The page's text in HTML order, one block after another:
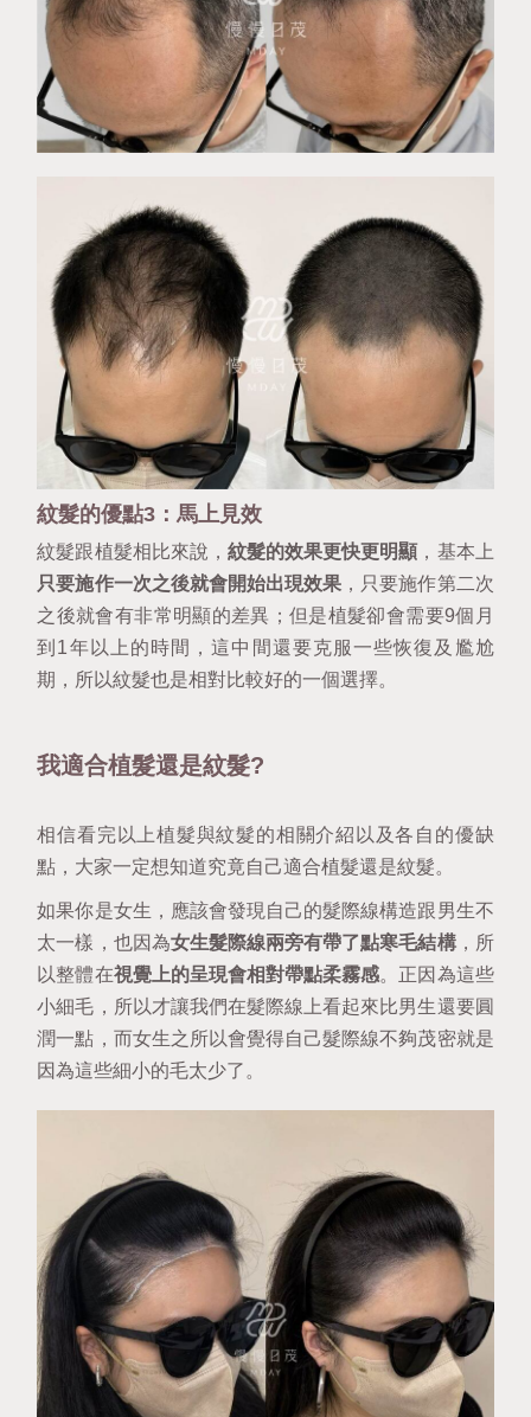
紋髮的優點3：馬上見效
紋髮跟植髮相比來說， 紋髮的效果更快更明顯，基本上
只要施作一次之後就會開始出現效果 ，只要施作第二次
之後就會有非常明顯的差異；但是植髮卻會需要9個月
到1年以上的時間，這中間還要克服一些恢復及尷尬
期，所以紋髮也是相對比較好的一個選擇。
我適合植髮還是紋髮?
相信看完以上植髮與紋髮的相關介紹以及各自的優缺
點，大家一定想知道究竟自己適合植髮還是紋髮。
如果你是女生，應該會發現自己的髮際線構造跟男生不
太一樣，也因為女生髮際線兩旁有帶了點寒毛結構，所
以整體在視覺上的呈現會相對帶點柔霧感。正因為這些
小細毛，所以才讓我們在髮際線上看起來比男生還要圓
潤一點，而女生之所以會覺得自己髮際線不夠茂密就是
因為這些細小的毛太少了。